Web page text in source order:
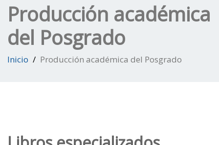
Producción académica
del Posgrado
Inicio Producción académica del Posgrado